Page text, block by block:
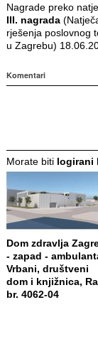
Nagrade preko
III. nagrada
rješenja poslovnog
u Zagrebu)
Komentari
Morate biti logirani
Dom zdravlja
- zapad -
Vrbani, društveni
dom i knjižnica,
br. 4062-04